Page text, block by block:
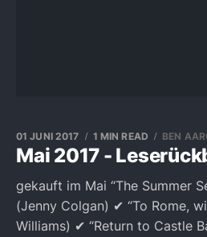
Mai 2017 -
01 JUNI 2017 1 MIN READ BEN
gekauft im Mai “The Summer
(Jenny Colgan) ✔︎ “To Rome,
Williams) ✔︎ “Return to Castle